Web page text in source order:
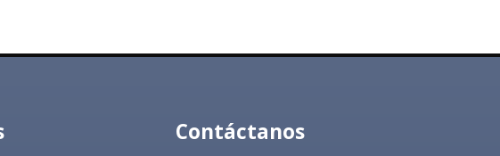
Contáctanos